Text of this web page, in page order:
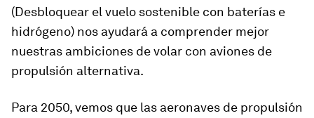
(Desbloquear el vuelo sostenible con baterías e
hidrógeno) nos ayudará a comprender mejor
nuestras ambiciones de volar con aviones de
propulsión alternativa.
Para 2050, vemos que las aeronaves de propulsión